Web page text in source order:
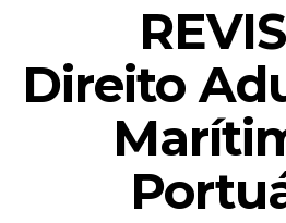
Direito